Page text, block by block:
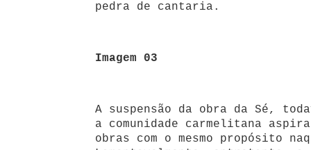
pedra de cantaria.
Imagem 03
A suspensão da obra da Sé,
a comunidade carmelitana
obras com o mesmo propósito